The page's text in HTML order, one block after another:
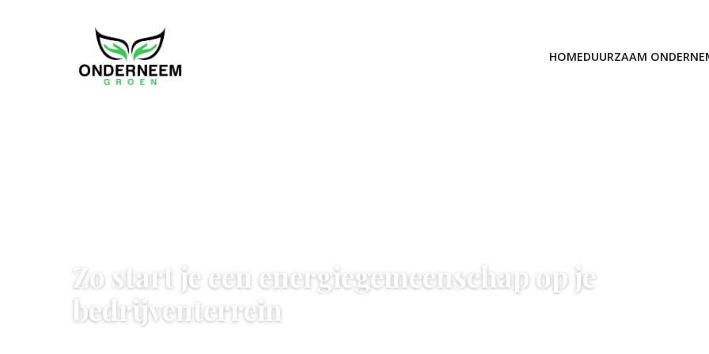
HOMEDUURZAAM
Zo start je een energiegemeenschap op je
bedrijventerrein